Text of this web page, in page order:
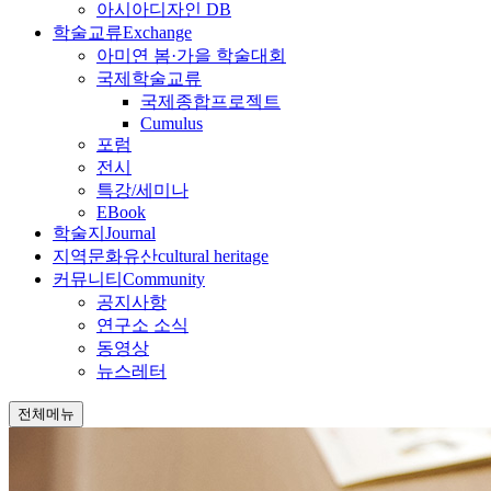
아시아디자인 DB
학술교류Exchange
아미연 봄·가을 학술대회
국제학술교류
국제종합프로젝트
Cumulus
포럼
전시
특강/세미나
EBook
학술지 Journal
지역문화유산cultural heritage
커뮤니티 Community
공지사항
연구소 소식
동영상
뉴스레터
전체메뉴